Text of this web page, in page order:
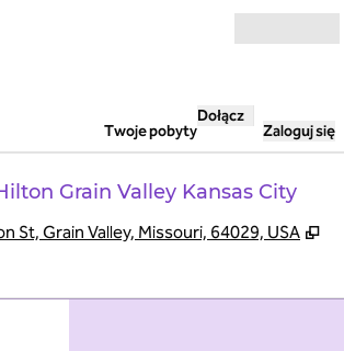
Twoje pobyty
Dołącz
Zaloguj się
Grain Valley Kansas City
St, Grain Valley, Missouri, 64029, USA ,